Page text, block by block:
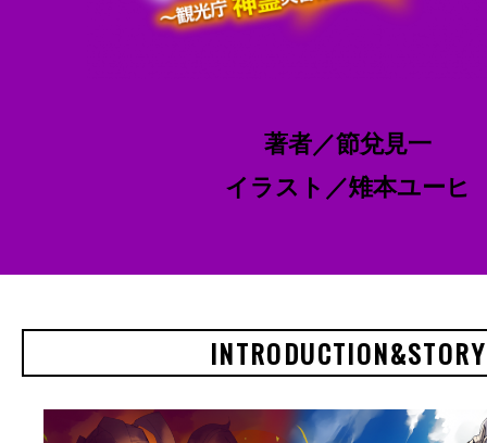
著者／節兌見一
イラスト／雉本ユーヒ
INTRODUCTION&STORY